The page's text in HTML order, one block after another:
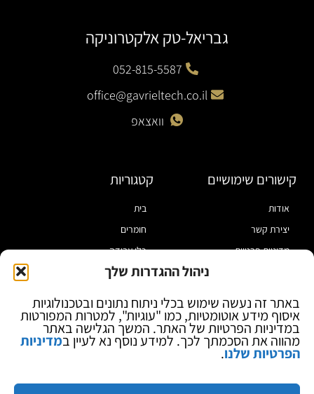
ניהול ההגדרות שלך
באתר זה נעשה שימוש בכלי ניתוח נתונים ובטכנולוגיות
איסוף מידע אוטומטיות, כמו "עוגיות", למטרות המפורטות
במדיניות הפרטיות של האתר. המשך הגלישה באתר
מהווה את הסכמתך לכך. למידע נוסף נא לעיין במדיניות
הפרטיות שלנו.
גבריאל-טק אלקטרוניקה
052-815-5587
office@gavrieltech.co.il
וואצאפ
קישורים שימושיים
אודות
יצירת קשר
מדיניות פרטיות
בלוג
קטגוריות
בית
חומרים
כלי עבודה
מוצרי הלחמה
ספקי כח ומודדים
ציוד אופטי להגדלה